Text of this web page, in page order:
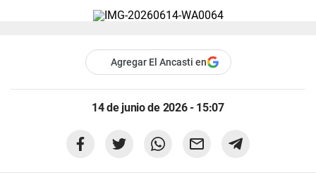
Agregar El Ancasti en
14 de junio de 2026 - 15:07